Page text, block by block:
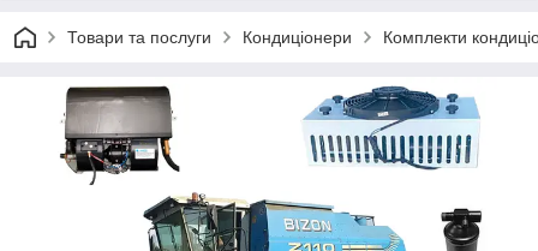
Товари та послуги Кондиціонери Комплекти